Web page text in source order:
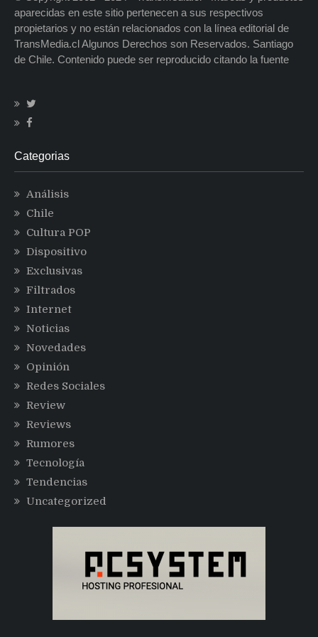
aparecidas en este sitio pertenecen a sus respectivos
propietarios y no están relacionados con la línea editorial de
TransMedia.cl Algunos Derechos son Reservados. Santiago
de Chile. Contenido puede ser reproducido citando la fuente
Categorias
Análisis
Chile
Cultura POP
Dispositivo
Exclusivas
Filtrados
Internet
Noticias
Novedades
Opinión
Redes Sociales
Review
Reviews
Rumores
Tecnología
Tendencias
Uncategorized